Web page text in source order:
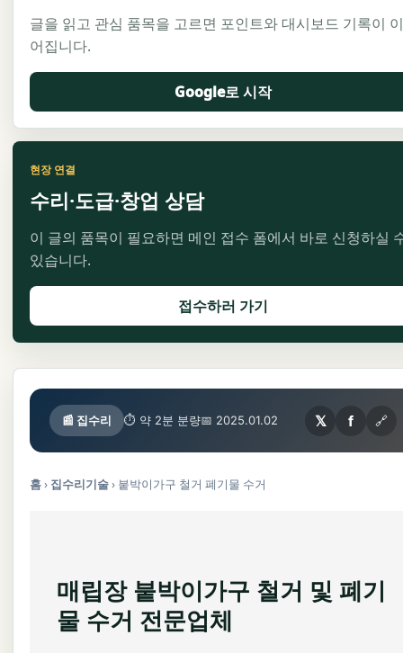
글을 읽고 관심 품목을 고르면 포인트와 대시보드 기록이 이
어집니다.
Google로 시작
현장 연결
수리·도급·창업 상담
이 글의 품목이 필요하면 메인 접수 폼에서 바로 신청하실
있습니다.
접수하러 가기
📰 집수리 ⏱ 약 2분 분량📅 2025.01.02 𝕏 f 🔗
홈› 집수리기술› 붙박이가구 철거 폐기물 수거
매립장 붙박이가구 철거 및 폐기
물 수거 전문업체